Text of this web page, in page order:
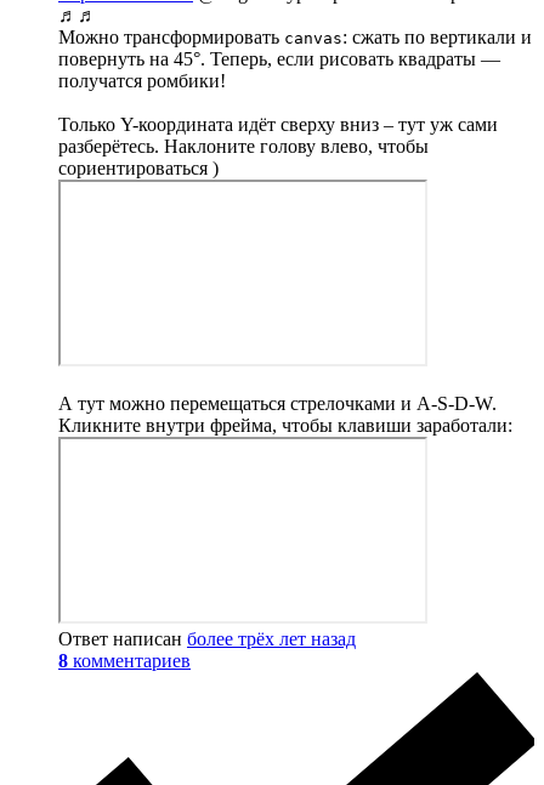
♬♬
Можно трансформировать canvas: сжать по вертикали и
повернуть на 45°. Теперь, если рисовать квадраты —
получатся ромбики!
Только Y-координата идёт сверху вниз – тут уж сами
разберётесь. Наклоните голову влево, чтобы
сориентироваться )
А тут можно перемещаться стрелочками и A-S-D-W.
Кликните внутри фрейма, чтобы клавиши заработали:
Ответ написан более трёх лет назад
8 комментариев